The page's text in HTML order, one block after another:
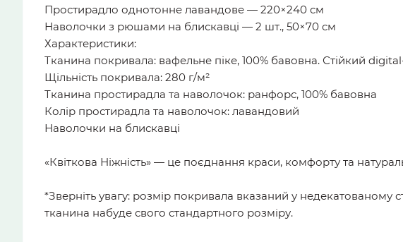
Простирадло однотонне лавандове — 220×240 см
Наволочки з рюшами на блискавці — 2 шт., 50×70 см
Характеристики:
Тканина покривала: вафельне піке, 100% бавовна. Стійкий
Щільність покривала: 280 г/м²
Тканина простирадла та наволочок: ранфорс, 100% бавовна
Колір простирадла та наволочок: лавандовий
Наволочки на блискавці
«Квіткова Ніжність» — це поєднання краси, комфорту та
*Зверніть увагу: розмір покривала вказаний у
тканина набуде свого стандартного розміру.